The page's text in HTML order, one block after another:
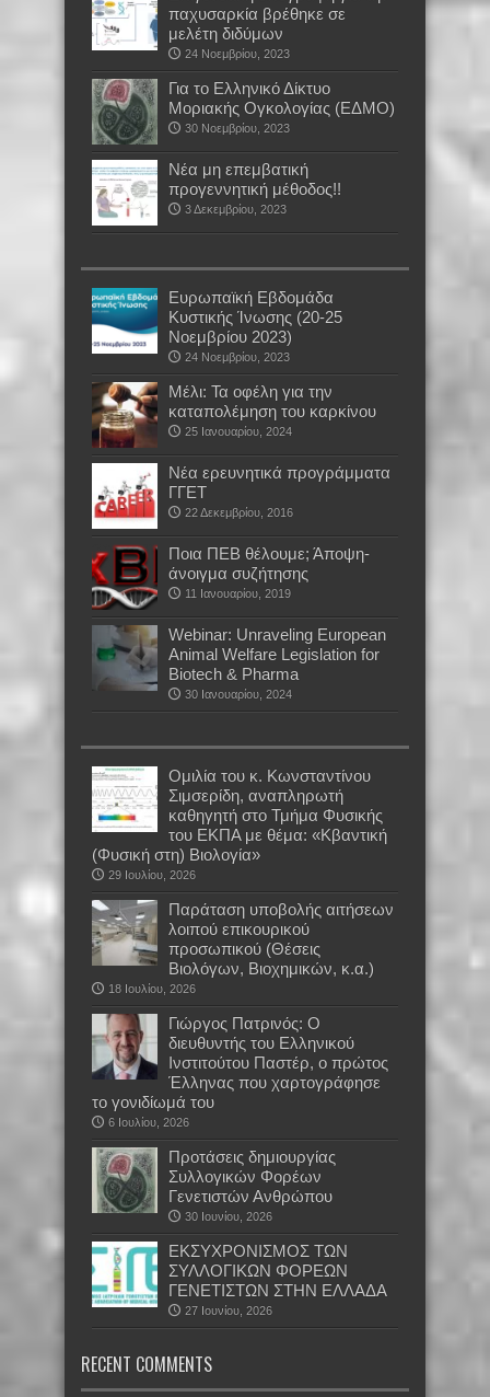
παχυσαρκία βρέθηκε σε
μελέτη διδύμων
24 Νοεμβρίου, 2023
Για το Ελληνικό Δίκτυο
Μοριακής Ογκολογίας (ΕΔΜΟ)
30 Νοεμβρίου, 2023
Νέα μη επεμβατική
προγεννητική μέθοδος!!
3 Δεκεμβρίου, 2023
Ευρωπαϊκή Εβδομάδα
Κυστικής Ίνωσης (20-25
Νοεμβρίου 2023)
24 Νοεμβρίου, 2023
Mέλι: Τα οφέλη για την
καταπολέμηση του καρκίνου
25 Ιανουαρίου, 2024
Νέα ερευνητικά προγράμματα
ΓΓΕΤ
22 Δεκεμβρίου, 2016
Ποια ΠΕΒ θέλουμε; Άποψη-
άνοιγμα συζήτησης
11 Ιανουαρίου, 2019
Webinar: Unraveling European
Animal Welfare Legislation for
Biotech & Pharma
30 Ιανουαρίου, 2024
Oμιλία του κ. Κωνσταντίνου
Σιμσερίδη, αναπληρωτή
καθηγητή στο Τμήμα Φυσικής
του ΕΚΠΑ με θέμα: «Κβαντική
(Φυσική στη) Βιολογία»
29 Ιουλίου, 2026
Παράταση υποβολής αιτήσεων
λοιπού επικουρικού
προσωπικού (Θέσεις
Βιολόγων, Βιοχημικών, κ.α.)
18 Ιουλίου, 2026
Γιώργος Πατρινός: Ο
διευθυντής του Ελληνικού
Ινστιτούτου Παστέρ, ο πρώτος
Έλληνας που χαρτογράφησε
το γονιδίωμά του
6 Ιουλίου, 2026
Προτάσεις δημιουργίας
Συλλογικών Φορέων
Γενετιστών Ανθρώπου
30 Ιουνίου, 2026
EKΣΥΧΡΟΝΙΣΜΟΣ ΤΩΝ
ΣΥΛΛΟΓΙΚΩΝ ΦΟΡΕΩΝ
ΓΕΝΕΤΙΣΤΩΝ ΣΤΗΝ ΕΛΛΑΔΑ
27 Ιουνίου, 2026
RECENT COMMENTS